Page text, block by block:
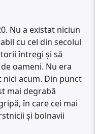
Nu a existat niciun
cu cel din secolul
întregi și să
oameni. Nu era
nici acum. Din punct
mai degrabă
în care cei mai
și bolnavii